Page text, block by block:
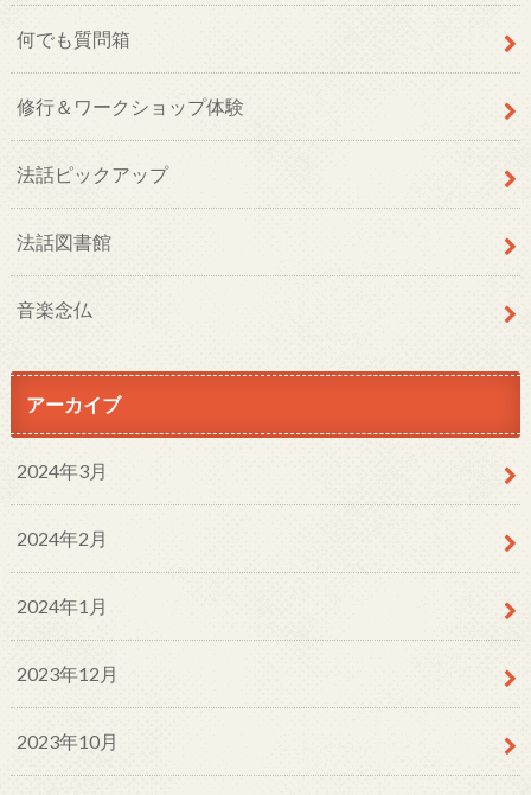
何でも質問箱
修行＆ワークショップ体験
法話ピックアップ
法話図書館
音楽念仏
アーカイブ
2024年3月
2024年2月
2024年1月
2023年12月
2023年10月